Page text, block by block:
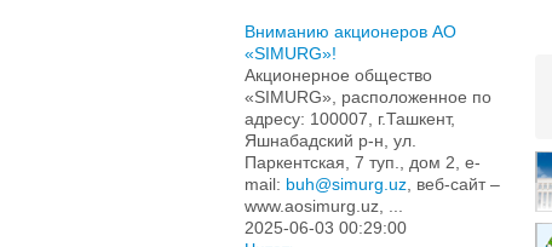
Вниманию акционеров АО
«SIMURG»!
Акционерное общество
«SIMURG», расположенное по
адресу: 100007, г.Ташкент,
Яшнабадский р-н, ул.
Паркентская, 7 туп., дом 2, e-
mail: buh@simurg.uz , веб-сайт –
www.aosimurg.uz, ...
2025-06-03 00:29:00